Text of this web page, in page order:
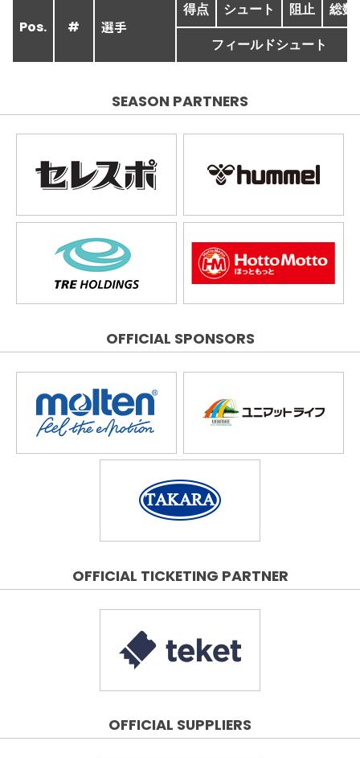
Pos. # 選手
得点 シュート 阻止 総数
フィールドシュート
SEASON PARTNERS
OFFICIAL SPONSORS
OFFICIAL TICKETING PARTNER
OFFICIAL SUPPLIERS